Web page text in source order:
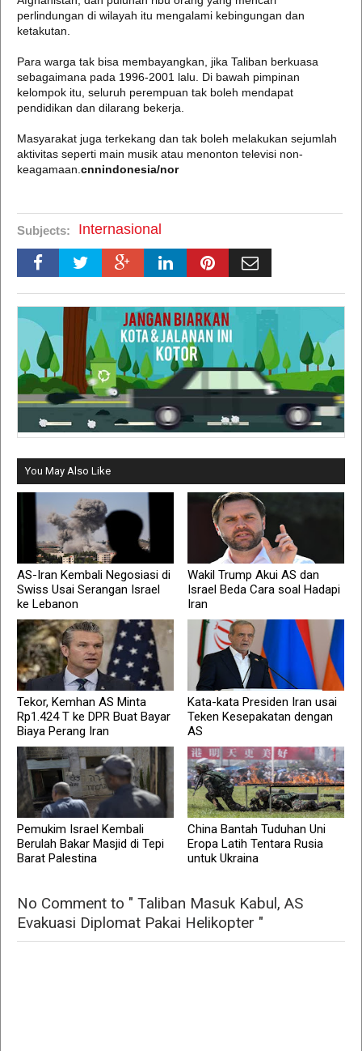
perlindungan di wilayah itu mengalami kebingungan dan
ketakutan.
Para warga tak bisa membayangkan, jika Taliban berkuasa
sebagaimana pada 1996-2001 lalu. Di bawah pimpinan
kelompok itu, seluruh perempuan tak boleh mendapat
pendidikan dan dilarang bekerja.
Masyarakat juga terkekang dan tak boleh melakukan sejumlah
aktivitas seperti main musik atau menonton televisi non-
keagamaan. cnnindonesia/nor
Subjects: Internasional
You May Also Like
AS-Iran Kembali Negosiasi di
Swiss Usai Serangan Israel
ke Lebanon
Wakil Trump Akui AS dan
Israel Beda Cara soal Hadapi
Iran
Tekor, Kemhan AS Minta
Rp1.424 T ke DPR Buat Bayar
Biaya Perang Iran
Kata-kata Presiden Iran usai
Teken Kesepakatan dengan
AS
Pemukim Israel Kembali
Berulah Bakar Masjid di Tepi
Barat Palestina
China Bantah Tuduhan Uni
Eropa Latih Tentara Rusia
untuk Ukraina
No Comment to " Taliban Masuk Kabul, AS
Evakuasi Diplomat Pakai Helikopter "